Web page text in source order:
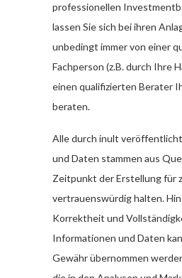
professionellen
lassen Sie sich bei ihren
unbedingt immer von einer
Fachperson (z.B. durch Ihre
einen qualifizierten Berater
beraten.
Alle durch inult
und Daten stammen aus
Zeitpunkt der Erstellung für
vertrauenswürdig halten.
Korrektheit und
Informationen und Daten
Gewähr übernommen